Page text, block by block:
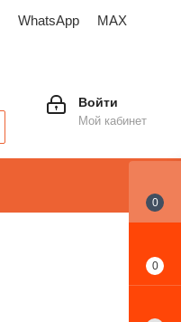
WhatsApp MAX
Войти
Мой кабинет
0
0